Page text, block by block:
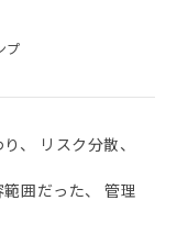
プ
、 リスク分散、
囲だった、 管理